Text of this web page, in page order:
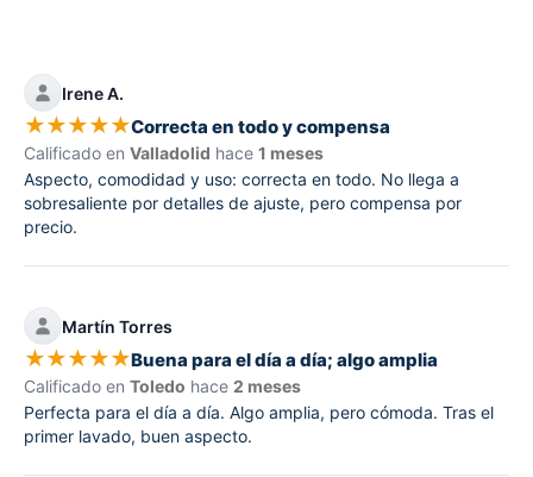
Irene A.
★★★★★Correcta en todo y compensa
Calificado en Valladolid hace 1 meses
Aspecto, comodidad y uso: correcta en todo. No llega a
sobresaliente por detalles de ajuste, pero compensa por
precio.
Martín Torres
★★★★★Buena para el día a día; algo amplia
Calificado en Toledo hace 2 meses
Perfecta para el día a día. Algo amplia, pero cómoda. Tras el
primer lavado, buen aspecto.